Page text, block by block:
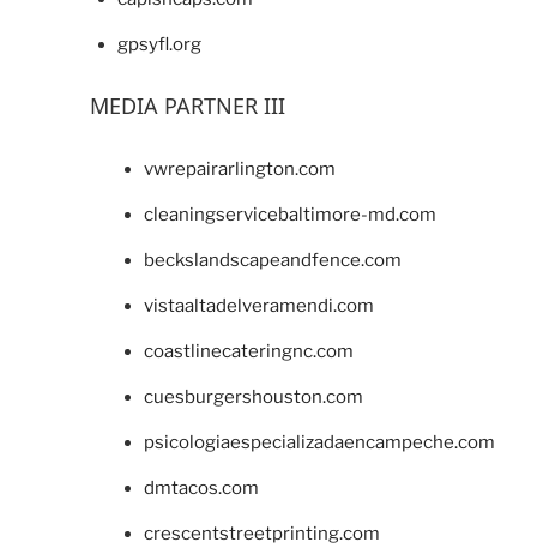
gpsyfl.org
MEDIA PARTNER III
vwrepairarlington.com
cleaningservicebaltimore-md.com
beckslandscapeandfence.com
vistaaltadelveramendi.com
coastlinecateringnc.com
cuesburgershouston.com
psicologiaespecializadaencampeche.com
dmtacos.com
crescentstreetprinting.com